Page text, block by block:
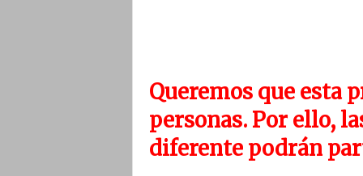
Queremos que esta
personas. Por ello,
diferente podrán